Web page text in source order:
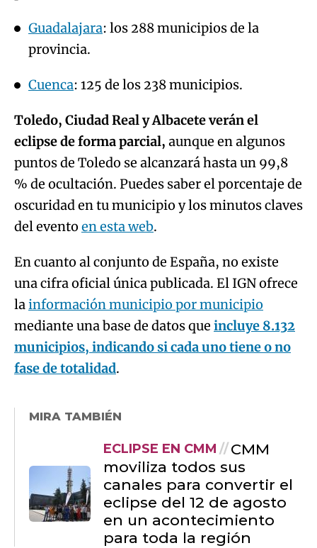
Guadalajara: los 288 municipios de la
provincia.
Cuenca: 125 de los 238 municipios.
Toledo, Ciudad Real y Albacete verán el
eclipse de forma parcial, aunque en algunos
puntos de Toledo se alcanzará hasta un 99,8
% de ocultación. Puedes saber el porcentaje de
oscuridad en tu municipio y los minutos claves
del evento en esta web.
En cuanto al conjunto de España, no existe
una cifra oficial única publicada. El IGN ofrece
lainformación municipio por municipio
mediante una base de datos que incluye 8.132
municipios, indicando si cada uno tiene o no
fase de totalidad.
MIRA TAMBIÉN
ECLIPSE EN CMM
CMM
moviliza todos sus
canales para convertir el
eclipse del 12 de agosto
en un acontecimiento
para toda la región